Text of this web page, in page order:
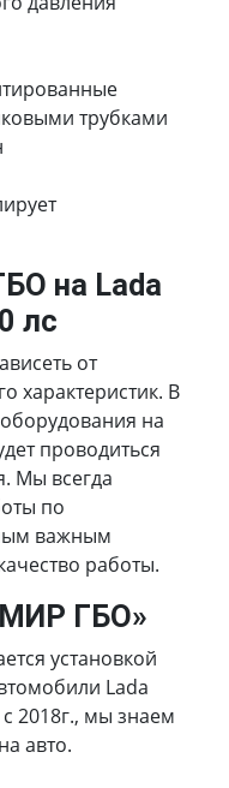
трубками
на Lada
лс
от
характеристик. В
на
проводиться
Мы всегда
по
важным
работы.
ГБО»
установкой
Lada
2018г., мы знаем
авто.